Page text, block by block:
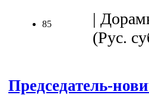
85
|
(Рус.
Председатель-